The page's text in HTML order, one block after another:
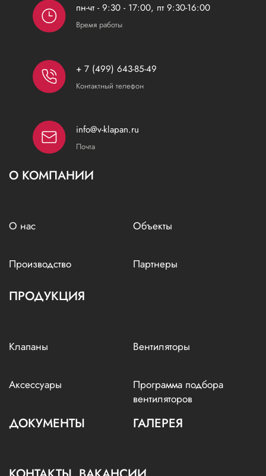
пн-чт - 9:30 - 17:00, пт 9:30-16:00
Время работы
+ 7 (499) 643-85-49
Контактный телефон
info@v-klapan.ru
Почта
О КОМПАНИИ
О нас Объекты
Производство Партнеры
ПРОДУКЦИЯ
Клапаны Вентиляторы
Аксессуары
Программа подбора
вентиляторов
ДОКУМЕНТЫ ГАЛЕРЕЯ